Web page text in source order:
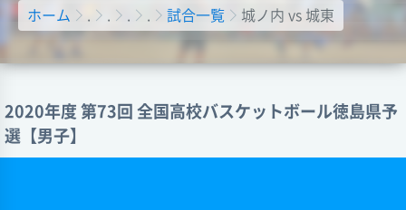
ホーム 試合一覧 城ノ内 vs 城東
2020年度 第73回 全国高校バスケットボール徳島県予
選【男子】